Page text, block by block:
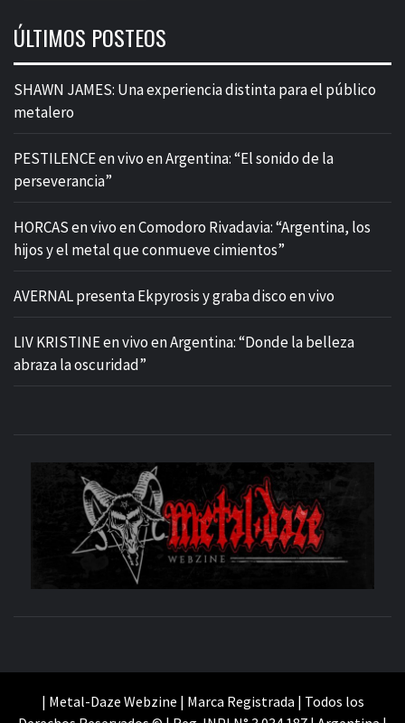
ÚLTIMOS POSTEOS
SHAWN JAMES: Una experiencia distinta para el público
metalero
PESTILENCE en vivo en Argentina: “El sonido de la
perseverancia”
HORCAS en vivo en Comodoro Rivadavia: “Argentina, los
hijos y el metal que conmueve cimientos”
AVERNAL presenta Ekpyrosis y graba disco en vivo
LIV KRISTINE en vivo en Argentina: “Donde la belleza
abraza la oscuridad”
| Metal-Daze Webzine | Marca Registrada | Todos los